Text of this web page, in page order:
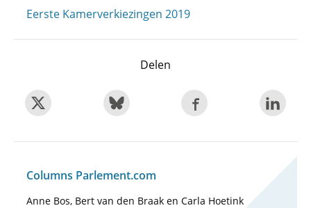
Eerste Kamerverkiezingen 2019
Delen
Columns Parlement.com
Anne Bos, Bert van den Braak en Carla Hoetink